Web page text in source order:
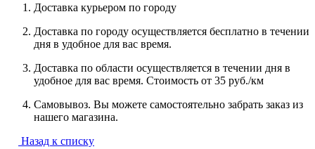
Доставка курьером по городу
Доставка по городу осуществляется бесплатно в течении
дня в удобное для вас время.
Доставка по области осуществляется в течении дня в
удобное для вас время. Стоимость от 35 руб./км
Самовывоз. Вы можете самостоятельно забрать заказ из
нашего магазина.
Назад к списку